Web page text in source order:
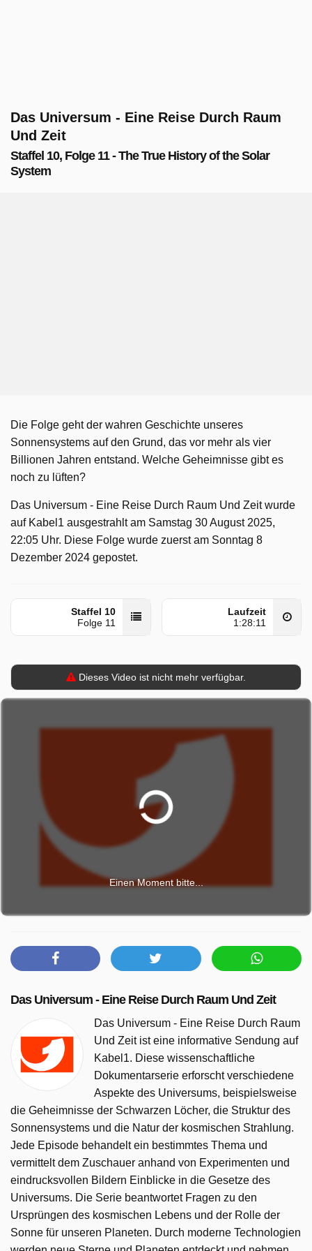
Das Universum - Eine Reise Durch Raum
Und Zeit
Staffel 10, Folge 11 - The True History of the Solar
System
Die Folge geht der wahren Geschichte unseres
Sonnensystems auf den Grund, das vor mehr als vier
Billionen Jahren entstand. Welche Geheimnisse gibt es
noch zu lüften?
Das Universum - Eine Reise Durch Raum Und Zeit wurde
auf Kabel1 ausgestrahlt am Samstag 30 August 2025,
22:05 Uhr. Diese Folge wurde zuerst am Sonntag 8
Dezember 2024 gepostet.
Staffel 10
Folge 11
Laufzeit
1:28:11
Dieses Video ist nicht mehr verfügbar.
Einen Moment bitte...
Das Universum - Eine Reise Durch Raum Und Zeit
Das Universum - Eine Reise Durch Raum
Und Zeit ist eine informative Sendung auf
Kabel1. Diese wissenschaftliche
Dokumentarserie erforscht verschiedene
Aspekte des Universums, beispielsweise
die Geheimnisse der Schwarzen Löcher, die Struktur des
Sonnensystems und die Natur der kosmischen Strahlung.
Jede Episode behandelt ein bestimmtes Thema und
vermittelt dem Zuschauer anhand von Experimenten und
eindrucksvollen Bildern Einblicke in die Gesetze des
Universums. Die Serie beantwortet Fragen zu den
Ursprüngen des kosmischen Lebens und der Rolle der
Sonne für unseren Planeten. Durch moderne Technologien